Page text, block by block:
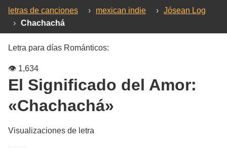
letras de canciones › mexican indie › Jósean Log
› Chachachá
Letra para días Románticos:
👁️ 1,634
El Significado del Amor:
«Chachachá»
Visualizaciones de letra